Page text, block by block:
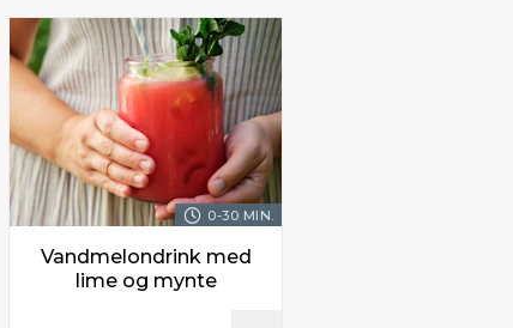
0-30 MIN.
Vandmelondrink med
lime og mynte